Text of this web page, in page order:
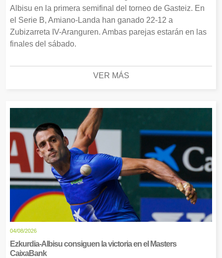
Albisu en la primera semifinal del torneo de Gasteiz. En
el Serie B, Amiano-Landa han ganado 22-12 a
Zubizarreta IV-Aranguren. Ambas parejas estarán en las
finales del sábado.
VER MÁS
04/08/2026
Ezkurdia-Albisu consiguen la victoria en el Masters
CaixaBank